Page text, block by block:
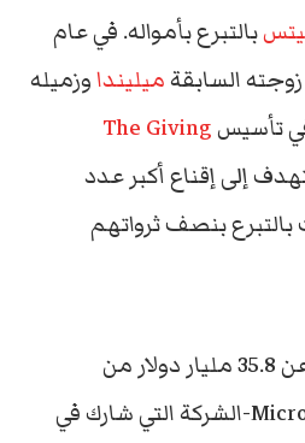
بالتبرع بأمواله. في عام
ميلينداوزميله
في تأسيسThe Giving
إلى إقناع أكبر عدد
بنصف ثرواتهم
تبرع غيتس بما لا يقل عن 35.8 مليار دولار من
الأسهم من شركة Microsoft-الشركة التي شارك في